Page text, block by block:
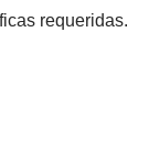
requeridas.